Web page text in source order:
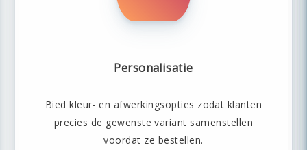
Personalisatie
Bied kleur- en afwerkingsopties zodat klanten
precies de gewenste variant samenstellen
voordat ze bestellen.